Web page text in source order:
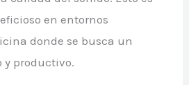
en entornos
donde se busca un
productivo.